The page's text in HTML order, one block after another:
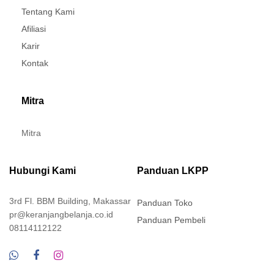
Tentang Kami
Afiliasi
Karir
Kontak
Mitra
Mitra
Hubungi Kami
3rd Fl. BBM Building, Makassar
pr@keranjangbelanja.co.id
08114112122
Panduan LKPP
Panduan Toko
Panduan Pembeli